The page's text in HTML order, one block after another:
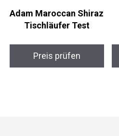
Adam Maroccan Shiraz
Tischläufer Test
Preis prüfen